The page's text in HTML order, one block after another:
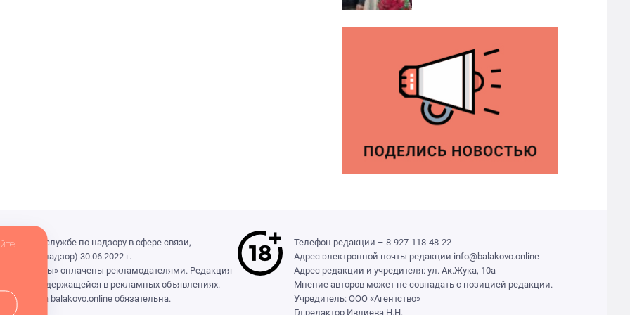
службе по надзору в сфере связи,
30.06.2022 г.
«Выборы» оплачены рекламодателями. Редакция
содержащейся в рекламных объявлениях.
на balakovo.online обязательна.
Телефон редакции – 8-927-118-48-22
Адрес электронной почты редакции info@balakovo.online
Адрес редакции и учредителя: ул. Ак.Жука, 10а
Мнение авторов может не совпадать с позицией редакции.
Учредитель: ООО «Агентство»
Гл.редактор Ивлиева Н.Н.